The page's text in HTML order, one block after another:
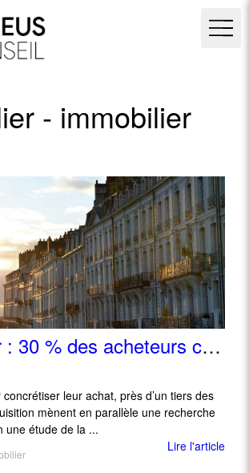
- immobilier
Immobilier : 30 % des acheteurs cherchent aussi… à louer
leur achat, près d’un tiers des
mènent en parallèle une recherche
une étude de la ...
Lire l'article